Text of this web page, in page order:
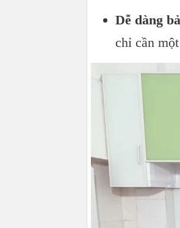
Dễ dàng
chỉ cần